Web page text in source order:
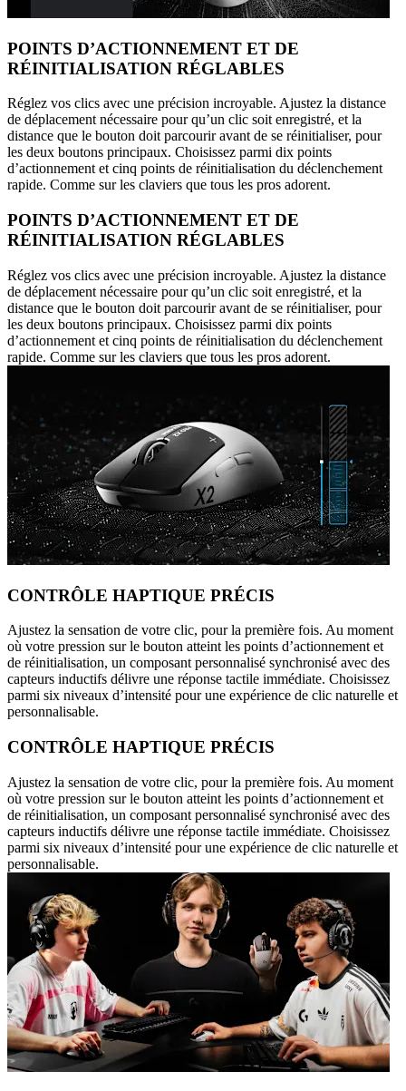
POINTS D’ACTIONNEMENT ET DE
RÉINITIALISATION RÉGLABLES
Réglez vos clics avec une précision incroyable. Ajustez la distance
de déplacement nécessaire pour qu’un clic soit enregistré, et la
distance que le bouton doit parcourir avant de se réinitialiser, pour
les deux boutons principaux. Choisissez parmi dix points
d’actionnement et cinq points de réinitialisation du déclenchement
rapide. Comme sur les claviers que tous les pros adorent.
POINTS D’ACTIONNEMENT ET DE
RÉINITIALISATION RÉGLABLES
Réglez vos clics avec une précision incroyable. Ajustez la distance
de déplacement nécessaire pour qu’un clic soit enregistré, et la
distance que le bouton doit parcourir avant de se réinitialiser, pour
les deux boutons principaux. Choisissez parmi dix points
d’actionnement et cinq points de réinitialisation du déclenchement
rapide. Comme sur les claviers que tous les pros adorent.
CONTRÔLE HAPTIQUE PRÉCIS
Ajustez la sensation de votre clic, pour la première fois. Au moment
où votre pression sur le bouton atteint les points d’actionnement et
de réinitialisation, un composant personnalisé synchronisé avec des
capteurs inductifs délivre une réponse tactile immédiate. Choisissez
parmi six niveaux d’intensité pour une expérience de clic naturelle et
personnalisable.
CONTRÔLE HAPTIQUE PRÉCIS
Ajustez la sensation de votre clic, pour la première fois. Au moment
où votre pression sur le bouton atteint les points d’actionnement et
de réinitialisation, un composant personnalisé synchronisé avec des
capteurs inductifs délivre une réponse tactile immédiate. Choisissez
parmi six niveaux d’intensité pour une expérience de clic naturelle et
personnalisable.